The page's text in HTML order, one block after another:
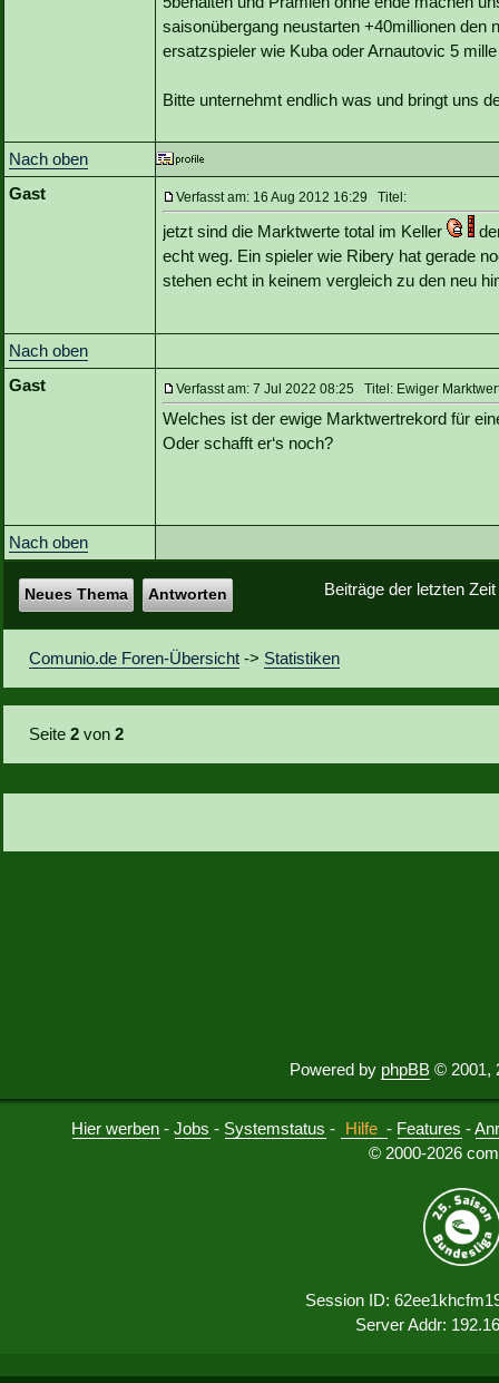
saisonübergang neustarten +40millionen
ersatzspieler wie Kuba oder Arnautovic 5
Bitte unternehmt endlich was und bringt uns
Nach oben
Gast
Verfasst am: 16 Aug 2012 16:29 Titel:
jetzt sind die Marktwerte total im Keller
echt weg. Ein spieler wie Ribery hat gerade
stehen echt in keinem vergleich zu den neu
Nach oben
Gast
Verfasst am: 7 Jul 2022 08:25 Titel: Ewiger
Welches ist der ewige Marktwertrekord für
Oder schafft er‘s noch?
Nach oben
Beiträge der letzten
Neues Thema Antworten
Comunio.de Foren-Übersicht -> Statistiken
Seite2 von2
Powered by phpBB © 2001,
Hier werben -Jobs - Systemstatus - Hilfe - Features -
© 2000-2026
Session ID:
Server Addr: